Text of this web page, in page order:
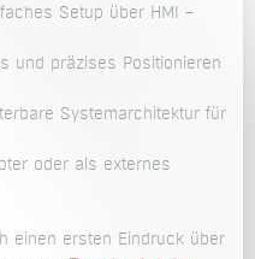
Setup über HMI –
und präzises Positionieren
Systemarchitektur für
oder als externes
einen ersten Eindruck über